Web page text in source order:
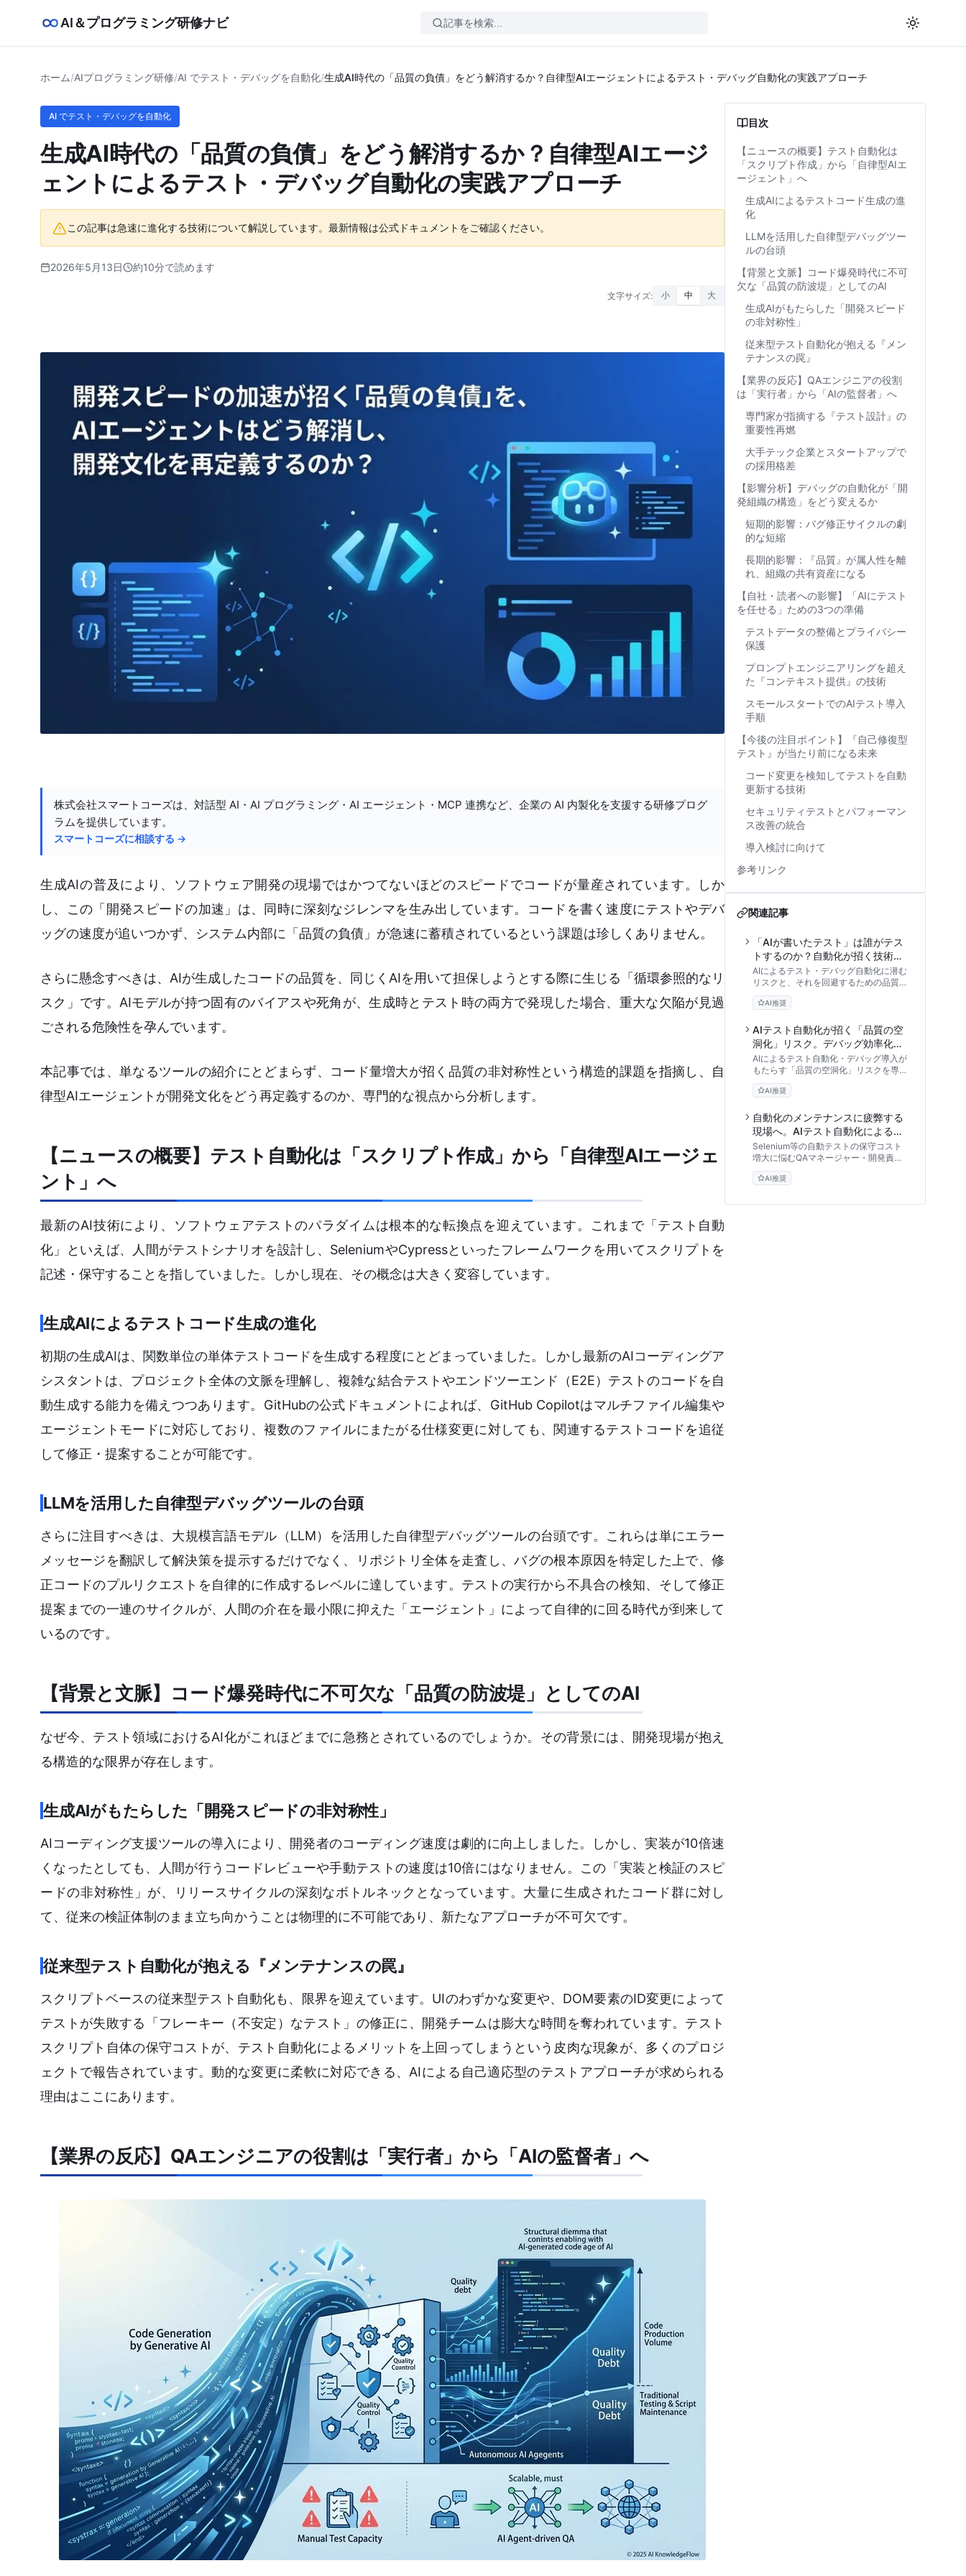
AI＆プログラミング研修ナビ
ホーム/AIプログラミング研修/AI でテスト・デバッグを自動化/生成AI時代の「品質の負債」をどう解消するか？自律型AIエージェントによるテスト・デバッグ自動化の実践アプローチ
AI でテスト・デバッグを自動化
生成AI時代の「品質の負債」をどう解消するか？自律型AIエージ
ェントによるテスト・デバッグ自動化の実践アプローチ
この記事は急速に進化する技術について解説しています。最新情報は公式ドキュメントをご確認ください。
2026年5月13日 約10分で読めます
文字サイズ: 小 中 大
株式会社スマートコーズは、対話型 AI・AI プログラミング・AI エージェント・MCP 連携など、企業の AI 内製化を支援する研修プログ
ラムを提供しています。
スマートコーズに相談する →
生成AIの普及により、ソフトウェア開発の現場ではかつてないほどのスピードでコードが量産されています。しか
し、この「開発スピードの加速」は、同時に深刻なジレンマを生み出しています。コードを書く速度にテストやデバ
ッグの速度が追いつかず、システム内部に「品質の負債」が急速に蓄積されているという課題は珍しくありません。
さらに懸念すべきは、AIが生成したコードの品質を、同じくAIを用いて担保しようとする際に生じる「循環参照的なリ
スク」です。AIモデルが持つ固有のバイアスや死角が、生成時とテスト時の両方で発現した場合、重大な欠陥が見過
ごされる危険性を孕んでいます。
本記事では、単なるツールの紹介にとどまらず、コード量増大が招く品質の非対称性という構造的課題を指摘し、自
律型AIエージェントが開発文化をどう再定義するのか、専門的な視点から分析します。
【ニュースの概要】テスト自動化は「スクリプト作成」から「自律型AIエージェ
ント」へ
最新のAI技術により、ソフトウェアテストのパラダイムは根本的な転換点を迎えています。これまで「テスト自動
化」といえば、人間がテストシナリオを設計し、SeleniumやCypressといったフレームワークを用いてスクリプトを
記述・保守することを指していました。しかし現在、その概念は大きく変容しています。
生成AIによるテストコード生成の進化
初期の生成AIは、関数単位の単体テストコードを生成する程度にとどまっていました。しかし最新のAIコーディングア
シスタントは、プロジェクト全体の文脈を理解し、複雑な結合テストやエンドツーエンド（E2E）テストのコードを自
動生成する能力を備えつつあります。GitHubの公式ドキュメントによれば、GitHub Copilotはマルチファイル編集や
エージェントモードに対応しており、複数のファイルにまたがる仕様変更に対しても、関連するテストコードを追従
して修正・提案することが可能です。
LLMを活用した自律型デバッグツールの台頭
さらに注目すべきは、大規模言語モデル（LLM）を活用した自律型デバッグツールの台頭です。これらは単にエラー
メッセージを翻訳して解決策を提示するだけでなく、リポジトリ全体を走査し、バグの根本原因を特定した上で、修
正コードのプルリクエストを自律的に作成するレベルに達しています。テストの実行から不具合の検知、そして修正
提案までの一連のサイクルが、人間の介在を最小限に抑えた「エージェント」によって自律的に回る時代が到来して
いるのです。
【背景と文脈】コード爆発時代に不可欠な「品質の防波堤」としてのAI
なぜ今、テスト領域におけるAI化がこれほどまでに急務とされているのでしょうか。その背景には、開発現場が抱え
る構造的な限界が存在します。
生成AIがもたらした「開発スピードの非対称性」
AIコーディング支援ツールの導入により、開発者のコーディング速度は劇的に向上しました。しかし、実装が10倍速
くなったとしても、人間が行うコードレビューや手動テストの速度は10倍にはなりません。この「実装と検証のスピ
ードの非対称性」が、リリースサイクルの深刻なボトルネックとなっています。大量に生成されたコード群に対し
て、従来の検証体制のまま立ち向かうことは物理的に不可能であり、新たなアプローチが不可欠です。
従来型テスト自動化が抱える『メンテナンスの罠』
スクリプトベースの従来型テスト自動化も、限界を迎えています。UIのわずかな変更や、DOM要素のID変更によって
テストが失敗する「フレーキー（不安定）なテスト」の修正に、開発チームは膨大な時間を奪われています。テスト
スクリプト自体の保守コストが、テスト自動化によるメリットを上回ってしまうという皮肉な現象が、多くのプロジ
ェクトで報告されています。動的な変更に柔軟に対応できる、AIによる自己適応型のテストアプローチが求められる
理由はここにあります。
【業界の反応】QAエンジニアの役割は「実行者」から「AIの監督者」へ
目次
【ニュースの概要】テスト自動化は
「スクリプト作成」から「自律型AIエ
ージェント」へ
生成AIによるテストコード生成の進
化
LLMを活用した自律型デバッグツー
ルの台頭
【背景と文脈】コード爆発時代に不可
欠な「品質の防波堤」としてのAI
生成AIがもたらした「開発スピード
の非対称性」
従来型テスト自動化が抱える『メン
テナンスの罠』
【業界の反応】QAエンジニアの役割
は「実行者」から「AIの監督者」へ
専門家が指摘する『テスト設計』の
重要性再燃
大手テック企業とスタートアップで
の採用格差
【影響分析】デバッグの自動化が「開
発組織の構造」をどう変えるか
短期的影響：バグ修正サイクルの劇
的な短縮
長期的影響：『品質』が属人性を離
れ、組織の共有資産になる
【自社・読者への影響】「AIにテスト
を任せる」ための3つの準備
テストデータの整備とプライバシー
保護
プロンプトエンジニアリングを超え
た『コンテキスト提供』の技術
スモールスタートでのAIテスト導入
手順
【今後の注目ポイント】『自己修復型
テスト』が当たり前になる未来
コード変更を検知してテストを自動
更新する技術
セキュリティテストとパフォーマン
ス改善の統合
導入検討に向けて
参考リンク
関連記事
「AIが書いたテスト」は誰がテス
トするのか？自動化が招く技術負
債の正体と品質ガバナンスの再設
計
AIによるテスト・デバッグ自動化に潜む
リスクと、それを回避するための品質ガ
バナンス手法を解説。QA組織が直面す
る課題から、Human-in-the-loopの再
で、開発現場の品質管理責任者必見のイ
ンサイトを提供します。
AI推奨
AIテスト自動化が招く「品質の空
洞化」リスク。デバッグ効率化の
裏に潜む脆弱性と新しい品質保証
の真髄
AIによるテスト自動化・デバッグ導入が
もたらす「品質の空洞化」リスクを専門
的視点から分析。カバレッジ向上の裏に
潜む脆弱性、エッジケースの見落としを
そして実践的な評価ハーネスの設計手法
を解説します。
AI推奨
自動化のメンテナンスに疲弊する
現場へ。AIテスト自動化による保
守地獄からの脱却と新しいQA戦略
の構築
Selenium等の自動テストの保守コスト
増大に悩むQAマネージャー・開発責任
者必見。AIの自己修復機能や自律型テス
トがもたらす品質保証のパラダイムシフ
略を専門家が解説します。
AI推奨